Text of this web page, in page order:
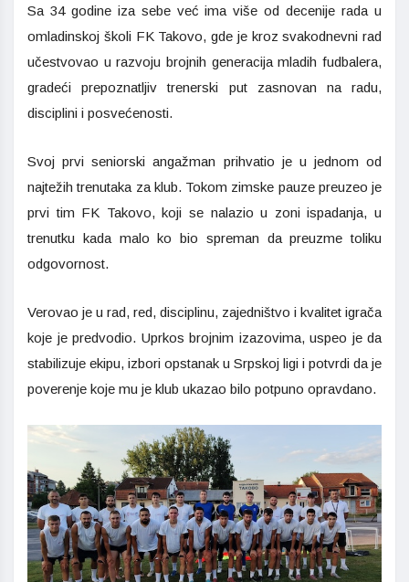
Sa 34 godine iza sebe već ima više od decenije rada u
omladinskoj školi FK Takovo, gde je kroz svakodnevni rad
učestvovao u razvoju brojnih generacija mladih fudbalera,
gradeći prepoznatljiv trenerski put zasnovan na radu,
disciplini i posvećenosti.
Svoj prvi seniorski angažman prihvatio je u jednom od
najtežih trenutaka za klub. Tokom zimske pauze preuzeo je
prvi tim FK Takovo, koji se nalazio u zoni ispadanja, u
trenutku kada malo ko bio spreman da preuzme toliku
odgovornost.
Verovao je u rad, red, disciplinu, zajedništvo i kvalitet igrača
koje je predvodio. Uprkos brojnim izazovima, uspeo je da
stabilizuje ekipu, izbori opstanak u Srpskoj ligi i potvrdi da je
poverenje koje mu je klub ukazao bilo potpuno opravdano.